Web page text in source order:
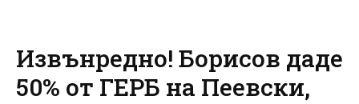
Извънредно! Борисов даде
50% от ГЕРБ на Пеевски,